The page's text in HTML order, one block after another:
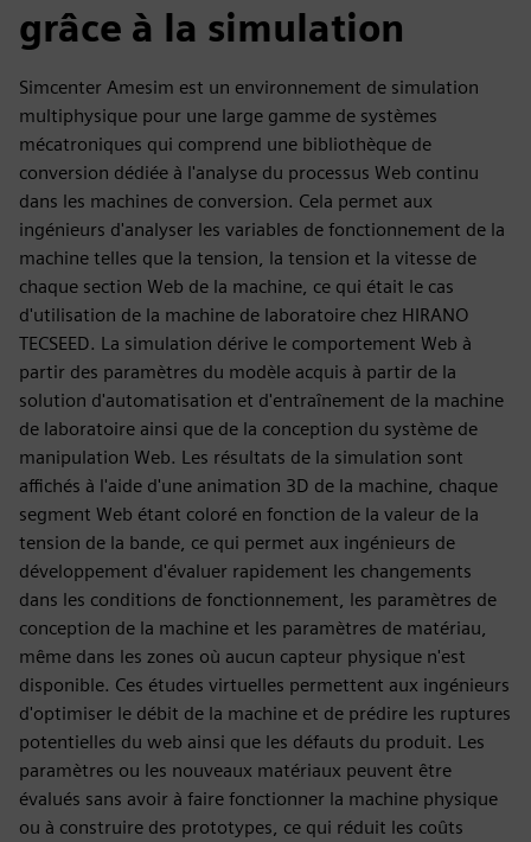
grâce à la simulation
Simcenter Amesim est un environnement de simulation
multiphysique pour une large gamme de systèmes
mécatroniques qui comprend une bibliothèque de
conversion dédiée à l'analyse du processus Web continu
dans les machines de conversion. Cela permet aux
ingénieurs d'analyser les variables de fonctionnement de la
machine telles que la tension, la tension et la vitesse de
chaque section Web de la machine, ce qui était le cas
d'utilisation de la machine de laboratoire chez HIRANO
TECSEED. La simulation dérive le comportement Web à
partir des paramètres du modèle acquis à partir de la
solution d'automatisation et d'entraînement de la machine
de laboratoire ainsi que de la conception du système de
manipulation Web. Les résultats de la simulation sont
affichés à l'aide d'une animation 3D de la machine, chaque
segment Web étant coloré en fonction de la valeur de la
tension de la bande, ce qui permet aux ingénieurs de
développement d'évaluer rapidement les changements
dans les conditions de fonctionnement, les paramètres de
conception de la machine et les paramètres de matériau,
même dans les zones où aucun capteur physique n'est
disponible. Ces études virtuelles permettent aux ingénieurs
d'optimiser le débit de la machine et de prédire les ruptures
potentielles du web ainsi que les défauts du produit. Les
paramètres ou les nouveaux matériaux peuvent être
évalués sans avoir à faire fonctionner la machine physique
ou à construire des prototypes, ce qui réduit les coûts